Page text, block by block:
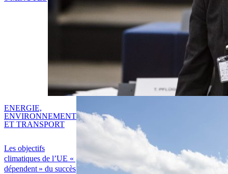
Les objectifs
climatiques de l’UE «
dépendent » du succès
ENERGIE,
ENVIRONNEMENT
ET TRANSPORT